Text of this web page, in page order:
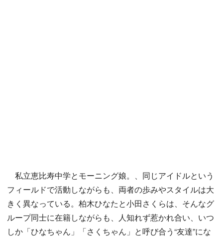
私立恵比寿中学とモーニング娘。、同じアイドルという
フィールドで活動しながらも、両者の歩みやスタイルは大
きく異なっている。柏木ひなたと小田さくらは、そんなグ
ループ同士に在籍しながらも、人知れず惹かれ合い、いつ
しか「ひなちゃん」「さくちゃん」と呼び合う“友達”にな